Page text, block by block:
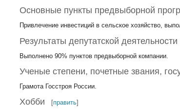
Основные пункты предвыборной
Привлечение инвестиций в сельское хозяйство,
Результаты депутатской деятельности
Выполнено 90% пунктов предвыборной компании.
Ученые степени, почетные звания,
Грамота Госстроя России.
Хобби [править]